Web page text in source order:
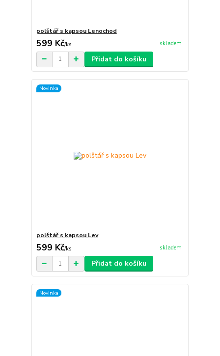
polštář s kapsou Lenochod
599 Kč/ks skladem
Přidat do košíku
Novinka
polštář s kapsou Lev
599 Kč/ks skladem
Přidat do košíku
Novinka